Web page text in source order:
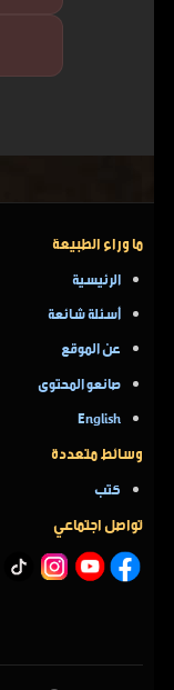
ما وراء الطبيعة
الرئيسية
أسئلة شائعة
عن الموقع
صانعو المحتوى
English
وسائط متعددة
كتب
تواصل اجتماعي